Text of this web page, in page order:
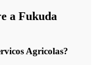
a Fukuda
Agricolas?